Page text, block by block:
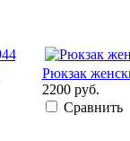
Рюкзак
2200 руб.
Сравнить